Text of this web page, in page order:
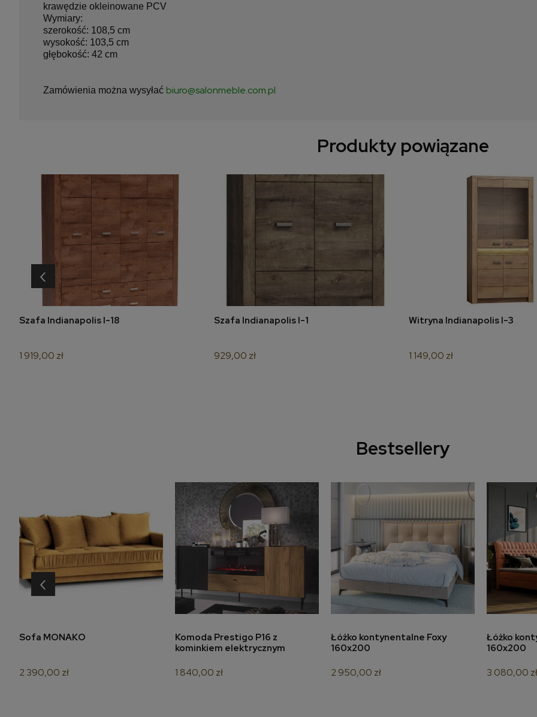
krawędzie okleinowane PCV
Wymiary:
szerokość: 108,5 cm
wysokość: 103,5 cm
głębokość: 42 cm
Zamówienia można wysyłać biuro@salonmeble.com.pl
Produkty powiązane
do koszyka
Szafa Indianapolis I-18
1 919,00 zł
do koszyka
Szafa Indianapolis I-1
929,00 zł
do koszyka
Witryna Indianapolis I-3
1 149,00 zł
‹
Bestsellery
Sofa MONAKO
2 390,00 zł
Komoda Prestigo P16 z
kominkiem elektrycznym
1 840,00 zł
Łóżko kontynentalne Foxy
160x200
2 950,00 zł
Łóżko
160x200
3 080,00 zł
‹